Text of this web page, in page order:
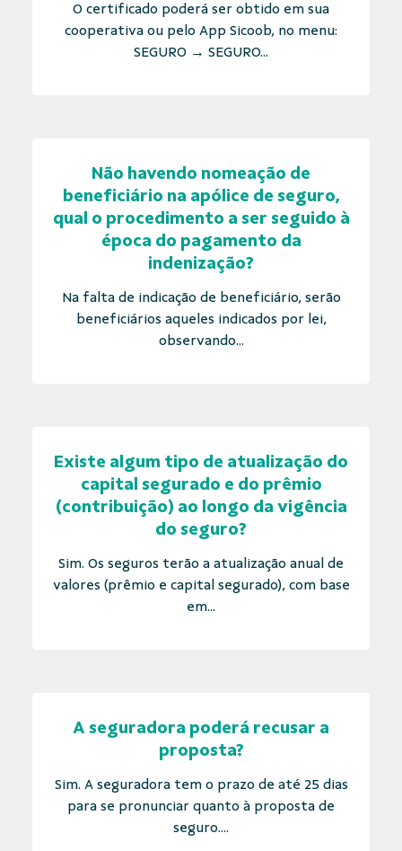
O certificado poderá ser obtido em sua
cooperativa ou pelo App Sicoob, no menu:
SEGURO → SEGURO...
Não havendo nomeação de
beneficiário na apólice de seguro,
qual o procedimento a ser seguido à
época do pagamento da
indenização?
Na falta de indicação de beneficiário, serão
beneficiários aqueles indicados por lei,
observando...
Existe algum tipo de atualização do
capital segurado e do prêmio
(contribuição) ao longo da vigência
do seguro?
Sim. Os seguros terão a atualização anual de
valores (prêmio e capital segurado), com base
em...
A seguradora poderá recusar a
proposta?
Sim. A seguradora tem o prazo de até 25 dias
para se pronunciar quanto à proposta de
seguro....